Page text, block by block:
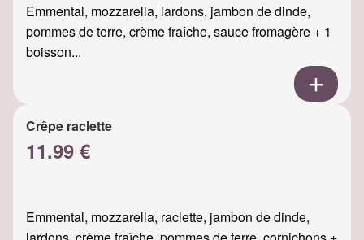
Emmental, mozzarella, lardons, jambon de dinde,
pommes de terre, crème fraîche, sauce fromagère + 1
boisson...
Crêpe raclette
11.99 €
Emmental, mozzarella, raclette, jambon de dinde,